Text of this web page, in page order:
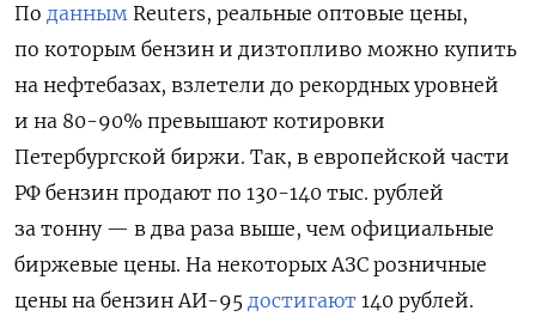
По данным Reuters, реальные оптовые цены,
по которым бензин и дизтопливо можно купить
на нефтебазах, взлетели до рекордных уровней
и на 80-90% превышают котировки
Петербургской биржи. Так, в европейской части
РФ бензин продают по 130-140 тыс. рублей
за тонну — в два раза выше, чем официальные
биржевые цены. На некоторых АЗС розничные
цены на бензин АИ-95 достигают 140 рублей.